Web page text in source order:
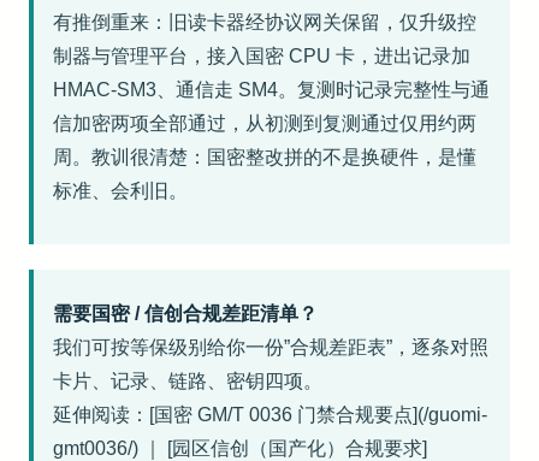
有推倒重来：旧读卡器经协议网关保留，仅升级控
制器与管理平台，接入国密 CPU 卡，进出记录加
HMAC-SM3、通信走 SM4。复测时记录完整性与通
信加密两项全部通过，从初测到复测通过仅用约两
周。教训很清楚：国密整改拼的不是换硬件，是懂
标准、会利旧。
需要国密 / 信创合规差距清单？
我们可按等保级别给你一份”合规差距表”，逐条对照
卡片、记录、链路、密钥四项。
延伸阅读：[国密 GM/T 0036 门禁合规要点](/guomi-
gmt0036/) ｜ [园区信创（国产化）合规要求]